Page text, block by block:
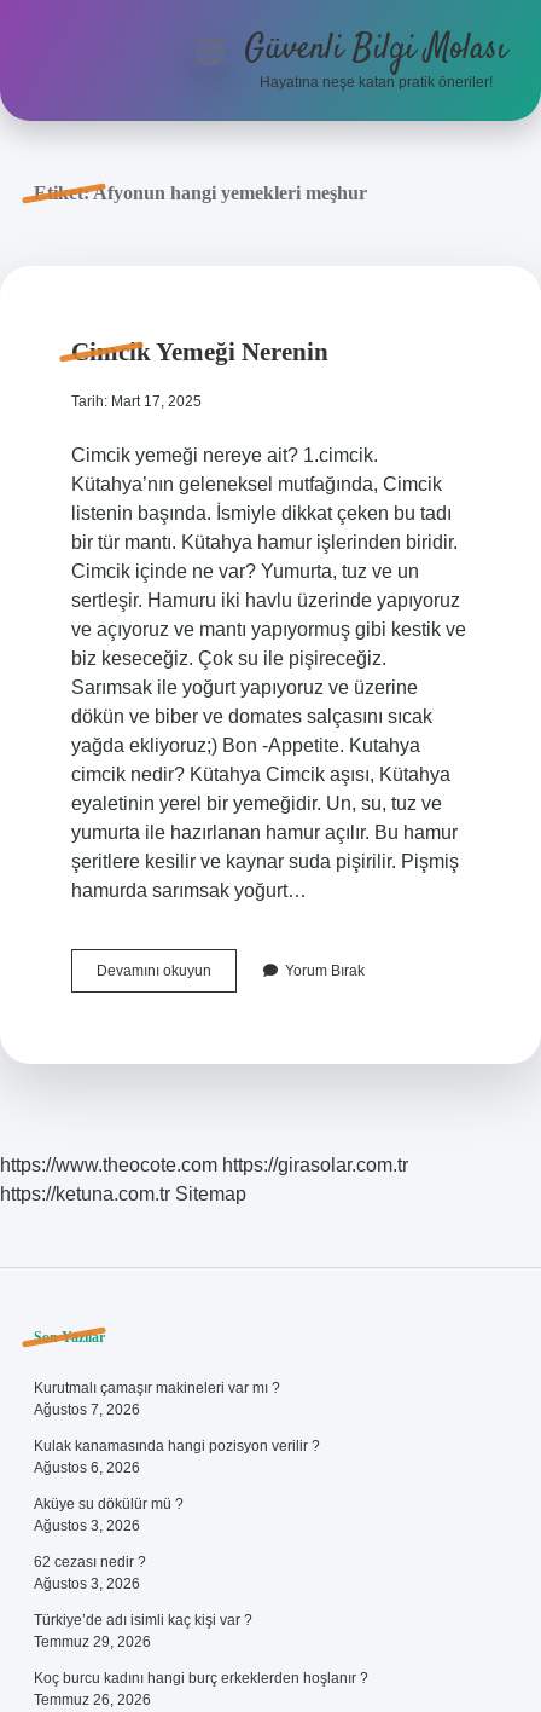
Anasayfa
menüyüGüvenli Bilgi Molası
Hayatına neşe katan pratik öneriler!
Etiket:Afyonun hangi yemekleri meşhur
Cimcik Yemeği Nerenin
Tarih: Mart 17, 2025
Cimcik yemeği nereye ait? 1.cimcik.
Kütahya’nın geleneksel mutfağında, Cimcik
listenin başında. İsmiyle dikkat çeken bu tadı
bir tür mantı. Kütahya hamur işlerinden biridir.
Cimcik içinde ne var? Yumurta, tuz ve un
sertleşir. Hamuru iki havlu üzerinde yapıyoruz
ve açıyoruz ve mantı yapıyormuş gibi kestik ve
biz keseceğiz. Çok su ile pişireceğiz.
Sarımsak ile yoğurt yapıyoruz ve üzerine
dökün ve biber ve domates salçasını sıcak
yağda ekliyoruz;) Bon -Appetite. Kutahya
cimcik nedir? Kütahya Cimcik aşısı, Kütahya
eyaletinin yerel bir yemeğidir. Un, su, tuz ve
yumurta ile hazırlanan hamur açılır. Bu hamur
şeritlere kesilir ve kaynar suda pişirilir. Pişmiş
hamurda sarımsak yoğurt…
Devamını okuyunCimcik
Yemeği
Yorum Bırak
https://www.theocote.com https://girasolar.com.tr
https://ketuna.com.tr Sitemap
Sidebar
Son Yazılar
Kurutmalı çamaşır makineleri var mı ?
Ağustos 7, 2026
Kulak kanamasında hangi pozisyon verilir ?
Ağustos 6, 2026
Aküye su dökülür mü ?
Ağustos 3, 2026
62 cezası nedir ?
Ağustos 3, 2026
Türkiye’de adı isimli kaç kişi var ?
Temmuz 29, 2026
Koç burcu kadını hangi burç erkeklerden hoşlanır ?
Temmuz 26, 2026